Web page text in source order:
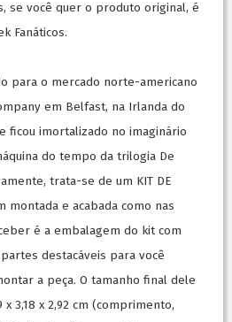
se você quer o produto original, é
Fanáticos.
para o mercado norte-americano
em Belfast, na Irlanda do
ficou imortalizado no imaginário
do tempo da trilogia De
trata-se de um KIT DE
montada e acabada como nas
é a embalagem do kit com
destacáveis para você
a peça. O tamanho final dele
3,18 x 2,92 cm (comprimento,